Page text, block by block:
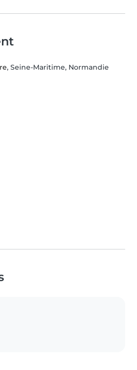
, Seine-Maritime, Normandie